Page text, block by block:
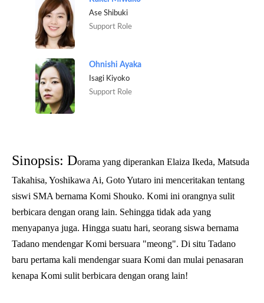
Ase Shibuki
Support Role
Ohnishi Ayaka
Isagi Kiyoko
Support Role
Sinopsis: Dorama yang diperankan Elaiza Ikeda, Matsuda
Takahisa, Yoshikawa Ai, Goto Yutaro ini menceritakan tentang
siswi SMA bernama Komi Shouko. Komi ini orangnya sulit
berbicara dengan orang lain. Sehingga tidak ada yang
menyapanya juga. Hingga suatu hari, seorang siswa bernama
Tadano mendengar Komi bersuara "meong". Di situ Tadano
baru pertama kali mendengar suara Komi dan mulai penasaran
kenapa Komi sulit berbicara dengan orang lain!